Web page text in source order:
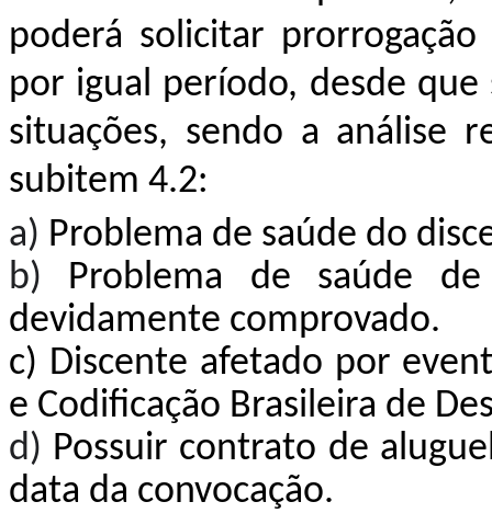
poderá solicitar
por igual período, desde
situações, sendo a análise
subitem 4.2:
a) Problema de saúde do
b) Problema de saúde
devidamente comprovado.
c) Discente afetado por
e Codificação Brasileira de
d) Possuir contrato de
data da convocação.